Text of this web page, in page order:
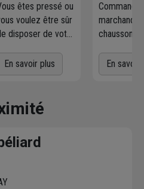
êtes pressé ou
voulez être sûr
disposer de votre
Commandez
les
votre agence
chausson.fr.
plus tard.
En savoir plus
l'agence
En savoir